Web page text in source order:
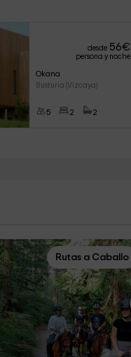
desde 56€
persona y noche
Okana
Busturia (Vizcaya)
5 2 2
Rutas a Caballo